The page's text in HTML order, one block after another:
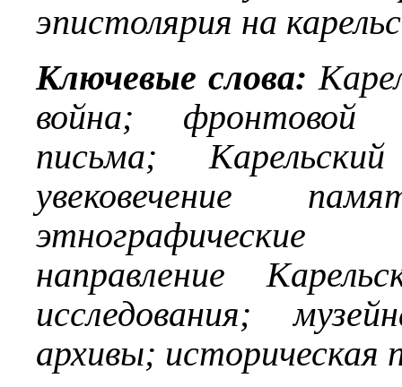
эпистолярия на
Ключевые слова:
война; фронтовой
письма;
увековечение
направление
исследования;
архивы; историческая